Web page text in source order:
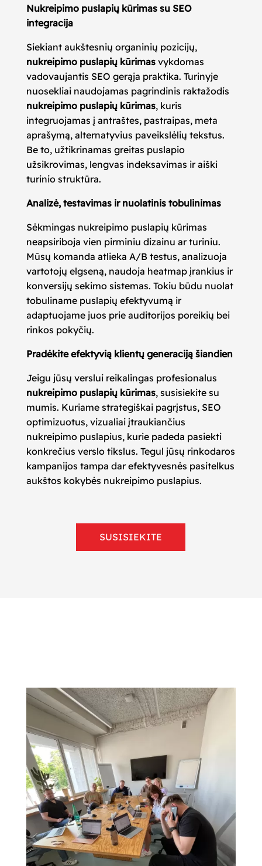
Nukreipimo puslapių kūrimas su SEO
integracija
Siekiant aukštesnių organinių pozicijų,
nukreipimo puslapių kūrimasvykdomas
vadovaujantis SEO gerąja praktika. Turinyje
nuosekliai naudojamas pagrindinis raktažodis
nukreipimo puslapių kūrimas, kuris
integruojamas į antraštes, pastraipas, meta
aprašymą, alternatyvius paveikslėlių tekstus.
Be to, užtikrinamas greitas puslapio
užsikrovimas, lengvas indeksavimas ir aiški
turinio struktūra.
Analizė, testavimas ir nuolatinis tobulinimas
Sėkmingas nukreipimo puslapių kūrimas
neapsiriboja vien pirminiu dizainu ar turiniu.
Mūsų komanda atlieka A/B testus, analizuoja
vartotojų elgseną, naudoja heatmap įrankius ir
konversijų sekimo sistemas. Tokiu būdu nuolat
tobuliname puslapių efektyvumą ir
adaptuojame juos prie auditorijos poreikių bei
rinkos pokyčių.
Pradėkite efektyvią klientų generaciją šiandien
Jeigu jūsų verslui reikalingas profesionalus
nukreipimo puslapių kūrimas, susisiekite su
mumis. Kuriame strategiškai pagrįstus, SEO
optimizuotus, vizualiai įtraukiančius
nukreipimo puslapius, kurie padeda pasiekti
konkrečius verslo tikslus. Tegul jūsų rinkodaros
kampanijos tampa dar efektyvesnės pasitelkus
aukštos kokybės nukreipimo puslapius.
SUSISIEKITE